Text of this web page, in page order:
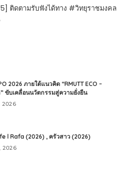
ติดตามรับฟังได้ทาง #วิทยุราชมงคล
2026 ภายใต้แนวคิด “RMUTT ECO –
ขับเคลื่อนนวัตกรรมสู่ความยั่งยืน
2026
l Rafa (2026) , ครัวสาว (2026)
2026